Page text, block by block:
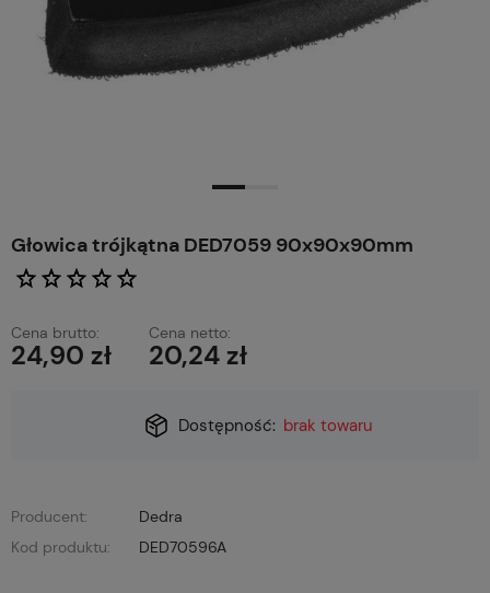
Głowica trójkątna DED7059 90x90x90mm
Cena brutto:
24,90 zł
Cena netto:
20,24 zł
Dostępność: brak towaru
Producent:
Dedra
Kod produktu:
DED70596A